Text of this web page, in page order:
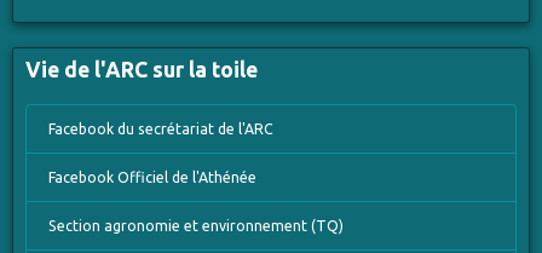
Vie de l'ARC sur la toile
Facebook du secrétariat de l'ARC
Facebook Officiel de l'Athénée
Section agronomie et environnement (TQ)